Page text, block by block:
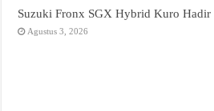
Suzuki Fronx SGX Hybrid Kuro Hadir
Agustus 3, 2026